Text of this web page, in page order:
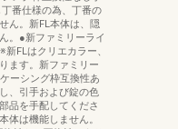
番仕様の為、丁番の
ん。新FL本体は、隠
。●新ファミリーライ
FLはクリエカラー、
ます。新ファミリー
ーシング枠互換性あ
、引手および錠の色
品を手配してくださ
体は機能しません。